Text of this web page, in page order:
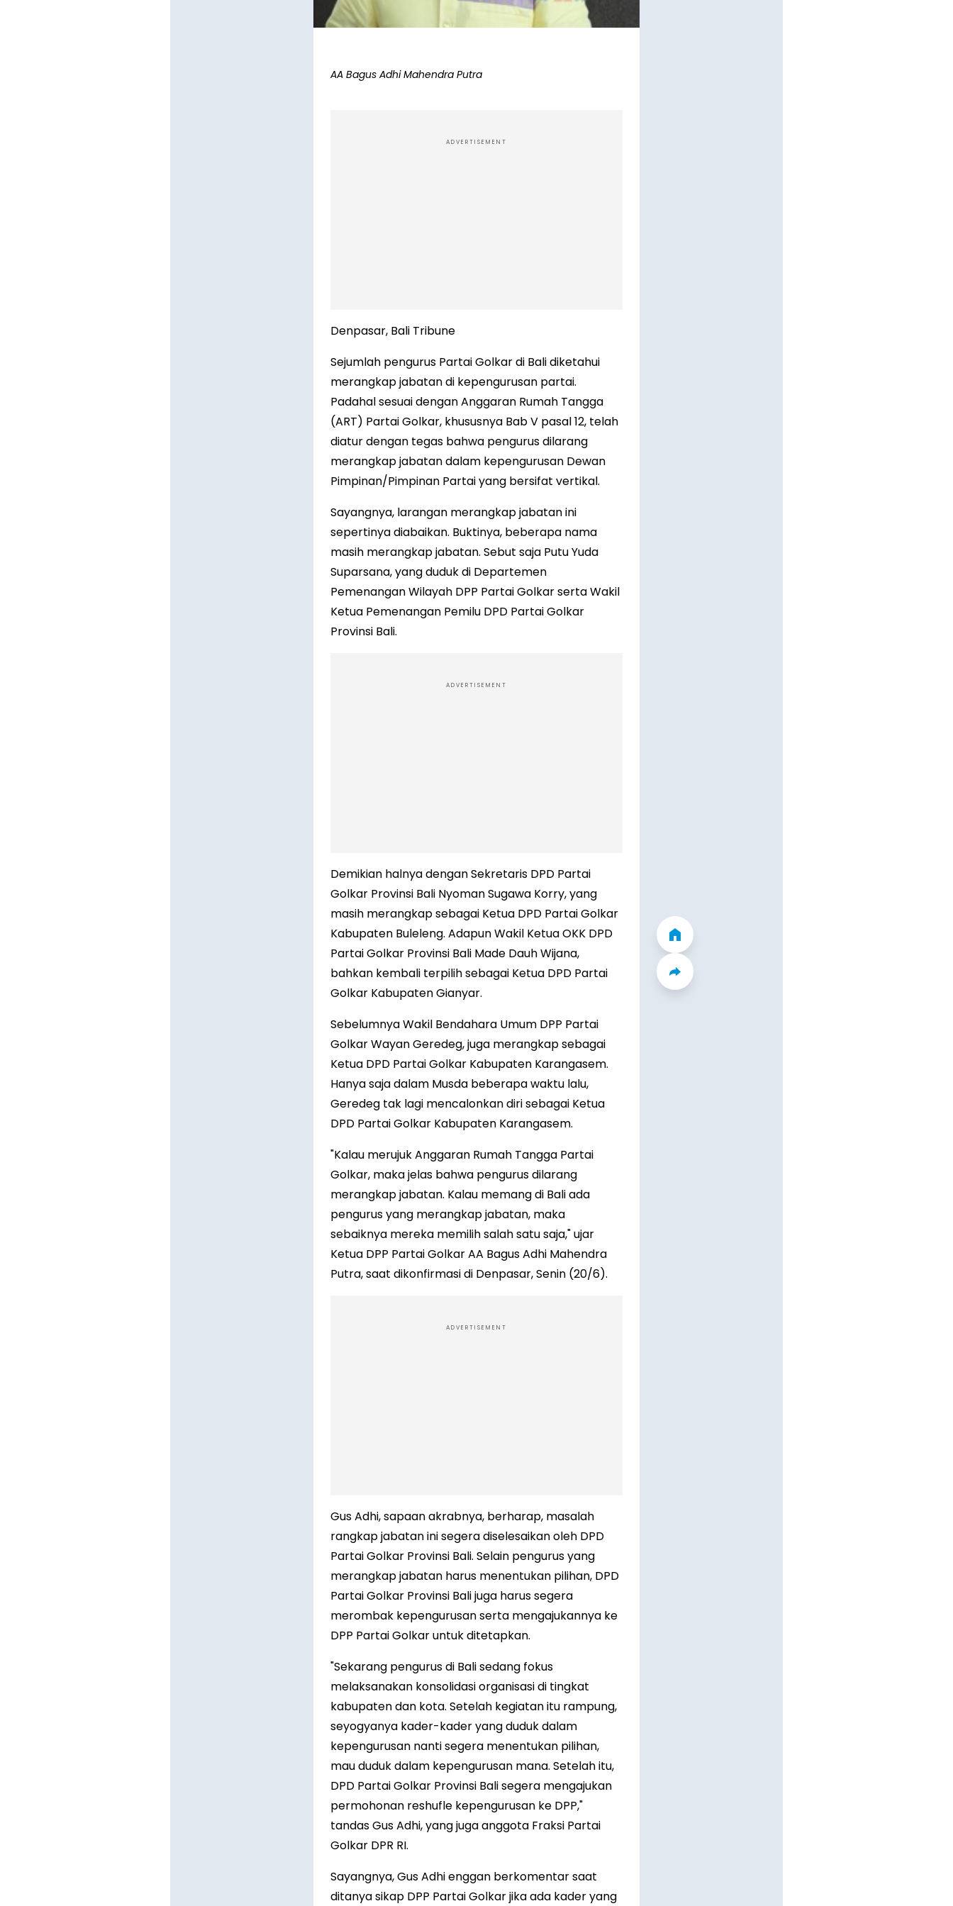
AA Bagus Adhi Mahendra Putra
ADVERTISEMENT
Denpasar, Bali Tribune
Sejumlah pengurus Partai Golkar di Bali diketahui
merangkap jabatan di kepengurusan partai.
Padahal sesuai dengan Anggaran Rumah Tangga
(ART) Partai Golkar, khususnya Bab V pasal 12, telah
diatur dengan tegas bahwa pengurus dilarang
merangkap jabatan dalam kepengurusan Dewan
Pimpinan/Pimpinan Partai yang bersifat vertikal.
Sayangnya, larangan merangkap jabatan ini
sepertinya diabaikan. Buktinya, beberapa nama
masih merangkap jabatan. Sebut saja Putu Yuda
Suparsana, yang duduk di Departemen
Pemenangan Wilayah DPP Partai Golkar serta Wakil
Ketua Pemenangan Pemilu DPD Partai Golkar
Provinsi Bali.
ADVERTISEMENT
Demikian halnya dengan Sekretaris DPD Partai
Golkar Provinsi Bali Nyoman Sugawa Korry, yang
masih merangkap sebagai Ketua DPD Partai Golkar
Kabupaten Buleleng. Adapun Wakil Ketua OKK DPD
Partai Golkar Provinsi Bali Made Dauh Wijana,
bahkan kembali terpilih sebagai Ketua DPD Partai
Golkar Kabupaten Gianyar.
Sebelumnya Wakil Bendahara Umum DPP Partai
Golkar Wayan Geredeg, juga merangkap sebagai
Ketua DPD Partai Golkar Kabupaten Karangasem.
Hanya saja dalam Musda beberapa waktu lalu,
Geredeg tak lagi mencalonkan diri sebagai Ketua
DPD Partai Golkar Kabupaten Karangasem.
"Kalau merujuk Anggaran Rumah Tangga Partai
Golkar, maka jelas bahwa pengurus dilarang
merangkap jabatan. Kalau memang di Bali ada
pengurus yang merangkap jabatan, maka
sebaiknya mereka memilih salah satu saja," ujar
Ketua DPP Partai Golkar AA Bagus Adhi Mahendra
Putra, saat dikonfirmasi di Denpasar, Senin (20/6).
ADVERTISEMENT
Gus Adhi, sapaan akrabnya, berharap, masalah
rangkap jabatan ini segera diselesaikan oleh DPD
Partai Golkar Provinsi Bali. Selain pengurus yang
merangkap jabatan harus menentukan pilihan, DPD
Partai Golkar Provinsi Bali juga harus segera
merombak kepengurusan serta mengajukannya ke
DPP Partai Golkar untuk ditetapkan.
"Sekarang pengurus di Bali sedang fokus
melaksanakan konsolidasi organisasi di tingkat
kabupaten dan kota. Setelah kegiatan itu rampung,
seyogyanya kader-kader yang duduk dalam
kepengurusan nanti segera menentukan pilihan,
mau duduk dalam kepengurusan mana. Setelah itu,
DPD Partai Golkar Provinsi Bali segera mengajukan
permohonan reshufle kepengurusan ke DPP,"
tandas Gus Adhi, yang juga anggota Fraksi Partai
Golkar DPR RI.
Sayangnya, Gus Adhi enggan berkomentar saat
ditanya sikap DPP Partai Golkar jika ada kader yang